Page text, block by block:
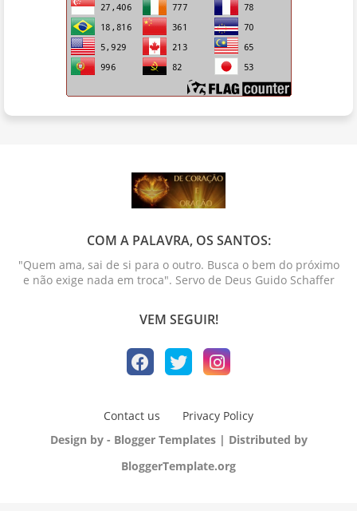
COM A PALAVRA, OS SANTOS:
"Quem ama, sai de si para o outro. Busca o bem do próximo
e não exige nada em troca". Servo de Deus Guido Schaffer
VEM SEGUIR!
Contact us
Privacy Policy
Design by - Blogger Templates | Distributed by
BloggerTemplate.org